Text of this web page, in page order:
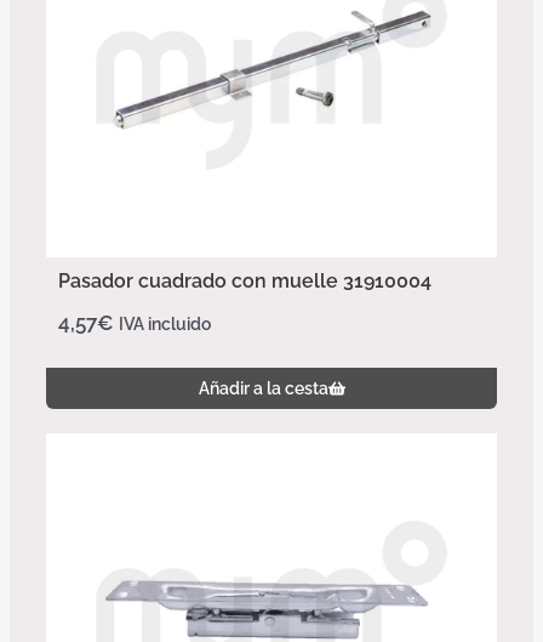
Pasador cuadrado con muelle 31910004
4,57€ IVA incluido
Añadir a la cesta